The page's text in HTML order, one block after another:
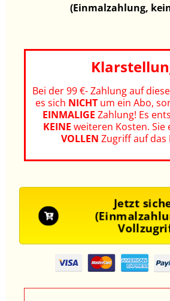
(Einmalzahlung,
Bei der 99 €- Zahlung auf
es sich NICHTum ein Abo,
EINMALIGE Zahlung! Es
KEINE weiteren Kosten. Sie
VOLLEN Zugriff auf das
Jetzt